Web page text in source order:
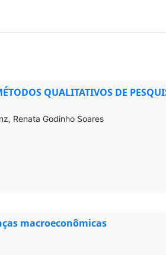
QUALITATIVOS DE
Renata Godinho Soares
macroeconômicas